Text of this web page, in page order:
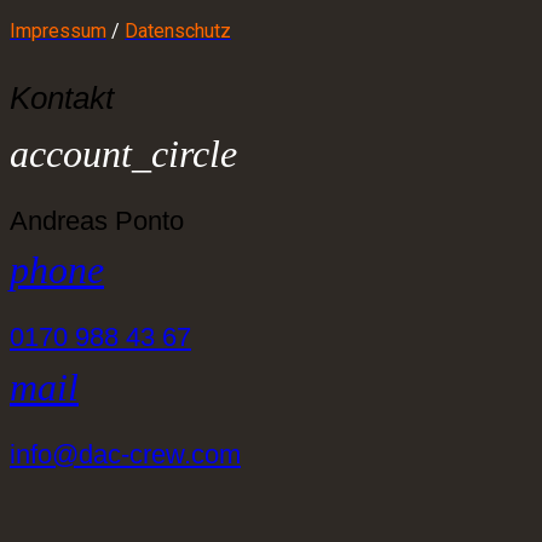
Impressum / Datenschutz
Kontakt
account_circle
Andreas Ponto
phone
0170 988 43 67
mail
info@dac-crew.com